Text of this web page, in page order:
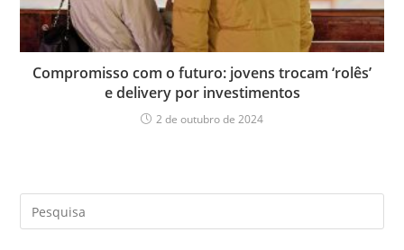
Compromisso com o futuro: jovens trocam ‘rolês’
e delivery por investimentos
2 de outubro de 2024